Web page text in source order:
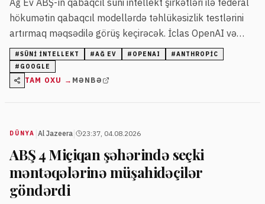
hökumətin qabaqcıl modellərdə təhlükəsizlik testlərini
artırmaq məqsədilə görüş keçirəcək. İclas OpenAI və
Anthropic şirkətlərinin modellərində baş vermiş
kibertəhlükəsizlik hadisələrindən sonra təşkil olunur.
#SÜNI INTELLEKT #AĞ EV # OPENAI #ANTHROPIC
# GOOGLE
TAM OXU → MƏNBƏ
DÜNYA Al Jazeera 23:37, 04.08.2026
ABŞ 4 Miçiqan şəhərində seçki
məntəqələrinə müşahidəçilər
göndərdi